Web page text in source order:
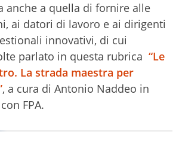
anche a quella di fornire alle
ai datori di lavoro e ai dirigenti
innovativi, di cui
parlato in questa rubrica “Le
La strada maestra per
, a cura di Antonio Naddeo in
FPA.